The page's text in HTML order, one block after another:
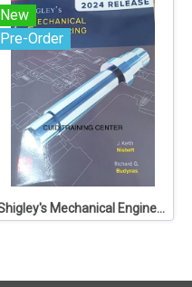
New
Pre-Order
Shigley's Mechanical Engineering Design